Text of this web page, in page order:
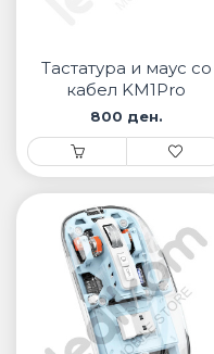
Тастатура и маус со
кабел KM1Pro
800 ден.